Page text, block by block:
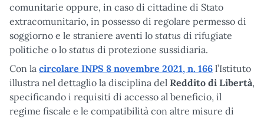
comunitarie oppure, in caso di cittadine di Stato
extracomunitario, in possesso di regolare permesso di
soggiorno e le straniere aventi lo status di rifugiate
politiche o lo status di protezione sussidiaria.
Con la circolare INPS 8 novembre 2021, n. 166 l’Istituto
illustra nel dettaglio la disciplina del Reddito di Libertà,
specificando i requisiti di accesso al beneficio, il
regime fiscale e le compatibilità con altre misure di